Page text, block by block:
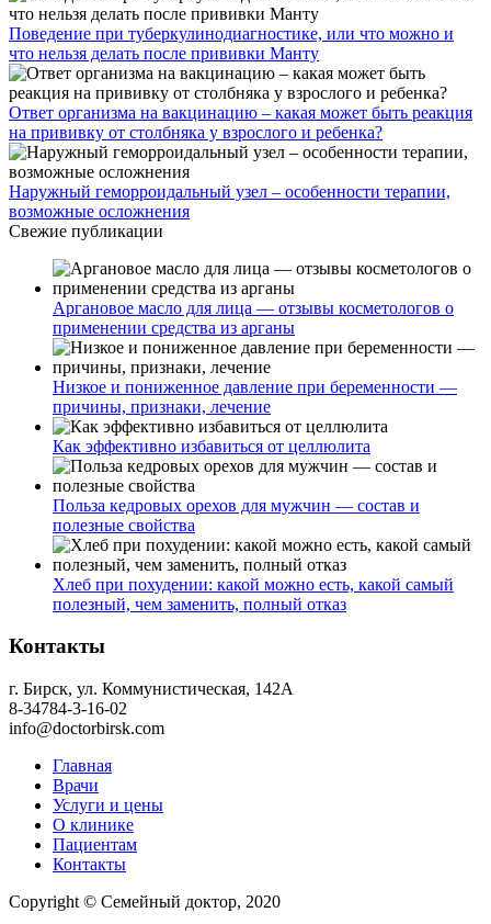
Поведение при туберкулинодиагностике, или что можно и
что нельзя делать после прививки Манту
Ответ организма на вакцинацию – какая может быть реакция
на прививку от столбняка у взрослого и ребенка?
Наружный геморроидальный узел – особенности терапии,
возможные осложнения
Свежие публикации
Аргановое масло для лица — отзывы косметологов о
применении средства из арганы
Низкое и пониженное давление при беременности —
причины, признаки, лечение
Как эффективно избавиться от целлюлита
Польза кедровых орехов для мужчин — состав и
полезные свойства
Хлеб при похудении: какой можно есть, какой самый
полезный, чем заменить, полный отказ
Контакты
г. Бирск, ул. Коммунистическая, 142А
8-34784-3-16-02
info@doctorbirsk.com
Главная
Врачи
Услуги и цены
О клинике
Пациентам
Контакты
Copyright © Семейный доктор, 2020